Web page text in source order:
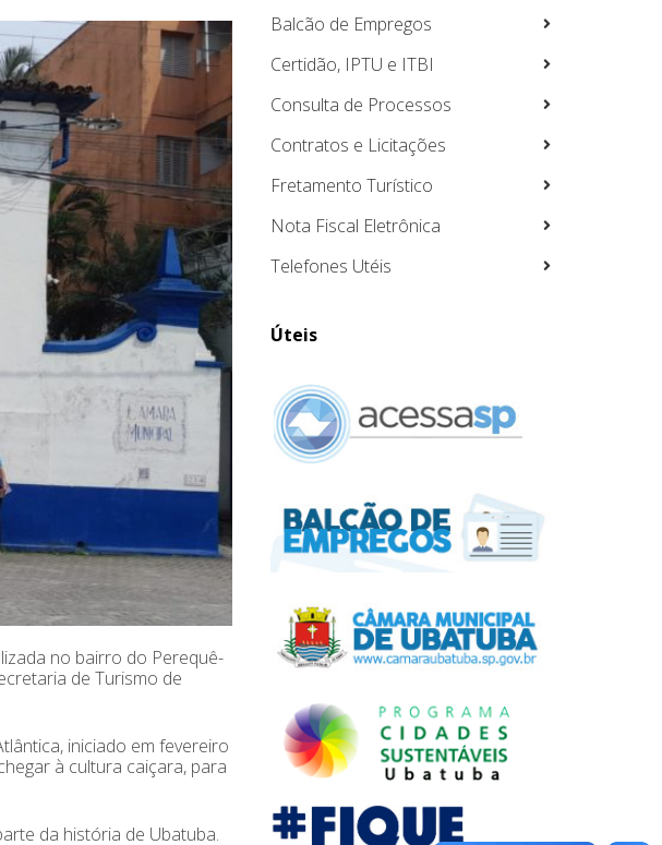
no bairro do Perequê-
de Turismo de
iniciado em fevereiro
à cultura caiçara, para
da história de Ubatuba.
Balcão de Empregos
Certidão, IPTU e ITBI
Consulta de Processos
Contratos e Licitações
Fretamento Turístico
Nota Fiscal Eletrônica
Telefones Utéis
Úteis